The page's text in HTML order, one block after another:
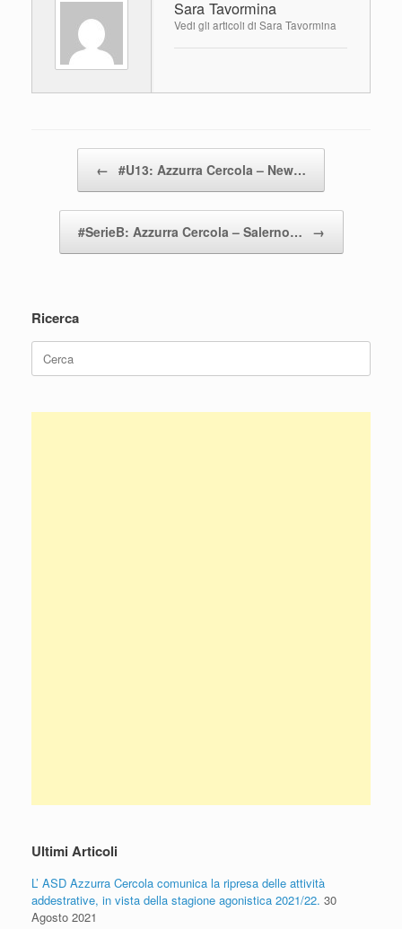
b
o
o
k
vi
di
Sara Tavormina
Vedi gli articoli di Sara Tavormina
← #U13: Azzurra Cercola – New…
#SerieB: Azzurra Cercola – Salerno… →
Ricerca
Ricerca
per:
Ultimi Articoli
L’ ASD Azzurra Cercola comunica la ripresa delle attività
addestrative, in vista della stagione agonistica 2021/22. 30
Agosto 2021